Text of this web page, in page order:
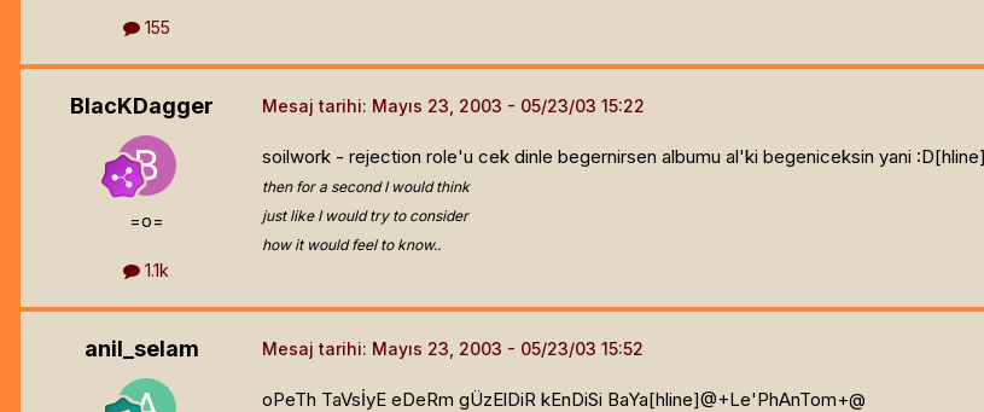
155
BlacKDagger
=o=
1.1k
Mesaj tarihi: Mayıs 23, 2003
soilwork - rejection role'u cek dinle begernirsen albumu al'ki begeniceksin yani :D[hline]
then for a second I would think
just like I would try to consider
how it would feel to know..
anil_selam Mesaj tarihi: Mayıs 23, 2003
oPeTh TaVsİyE eDeRm gÜzElDiR kEnDiSi BaYa[hline]@+Le'PhAnTom+@